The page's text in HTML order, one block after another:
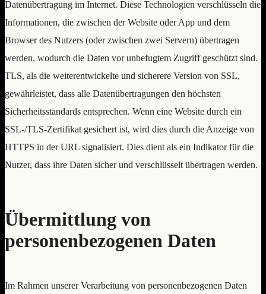
Datenübertragung im Internet. Diese Technologien verschlüsseln die
Informationen, die zwischen der Website oder App und dem
Browser des Nutzers (oder zwischen zwei Servern) übertragen
werden, wodurch die Daten vor unbefugtem Zugriff geschützt sind.
TLS, als die weiterentwickelte und sicherere Version von SSL,
gewährleistet, dass alle Datenübertragungen den höchsten
Sicherheitsstandards entsprechen. Wenn eine Website durch ein
SSL-/TLS-Zertifikat gesichert ist, wird dies durch die Anzeige von
HTTPS in der URL signalisiert. Dies dient als ein Indikator für die
Nutzer, dass ihre Daten sicher und verschlüsselt übertragen werden.
Übermittlung von
personenbezogenen Daten
Im Rahmen unserer Verarbeitung von personenbezogenen Daten